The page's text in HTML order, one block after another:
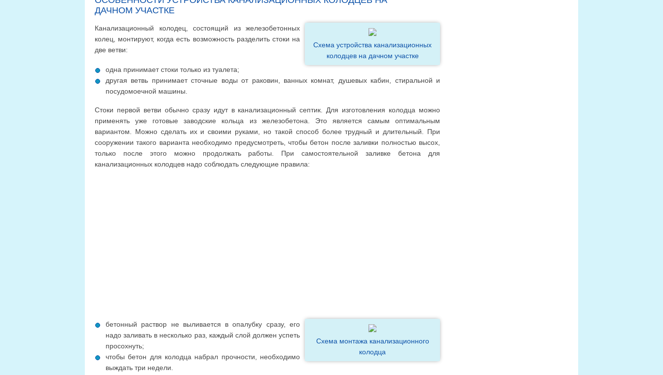
ДАЧНОМ УЧАСТКЕ
Схема устройства канализационных
колодцев на дачном участке
Канализационный колодец, состоящий из железобетонных
колец, монтируют, когда есть возможность разделить стоки на
две ветви:
одна принимает стоки только из туалета;
другая ветвь принимает сточные воды от раковин, ванных комнат, душевых кабин, стиральной и
посудомоечной машины.
Стоки первой ветви обычно сразу идут в канализационный септик. Для изготовления колодца можно
применять уже готовые заводские кольца из железобетона. Это является самым оптимальным
вариантом. Можно сделать их и своими руками, но такой способ более трудный и длительный. При
сооружении такого варианта необходимо предусмотреть, чтобы бетон после заливки полностью высох,
только после этого можно продолжать работы. При самостоятельной заливке бетона для
канализационных колодцев надо соблюдать следующие правила:
Схема монтажа канализационного
колодца
бетонный раствор не выливается в опалубку сразу, его
надо заливать в несколько раз, каждый слой должен успеть
просохнуть;
чтобы бетон для колодца набрал прочности, необходимо
выждать три недели.